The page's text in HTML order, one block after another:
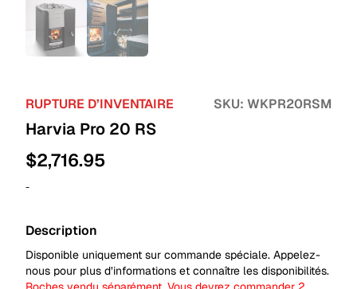
RUPTURE D’INVENTAIRE SKU: WKPR20RSM
Harvia Pro 20 RS
$2,716.95
-
Description
Disponible uniquement sur commande spéciale. Appelez-
nous pour plus d’informations et connaître les disponibilités.